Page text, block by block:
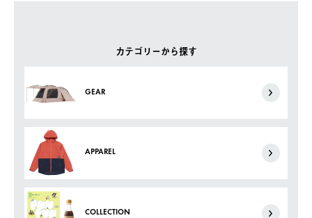
カテゴリーから探す
GEAR
APPAREL
COLLECTION